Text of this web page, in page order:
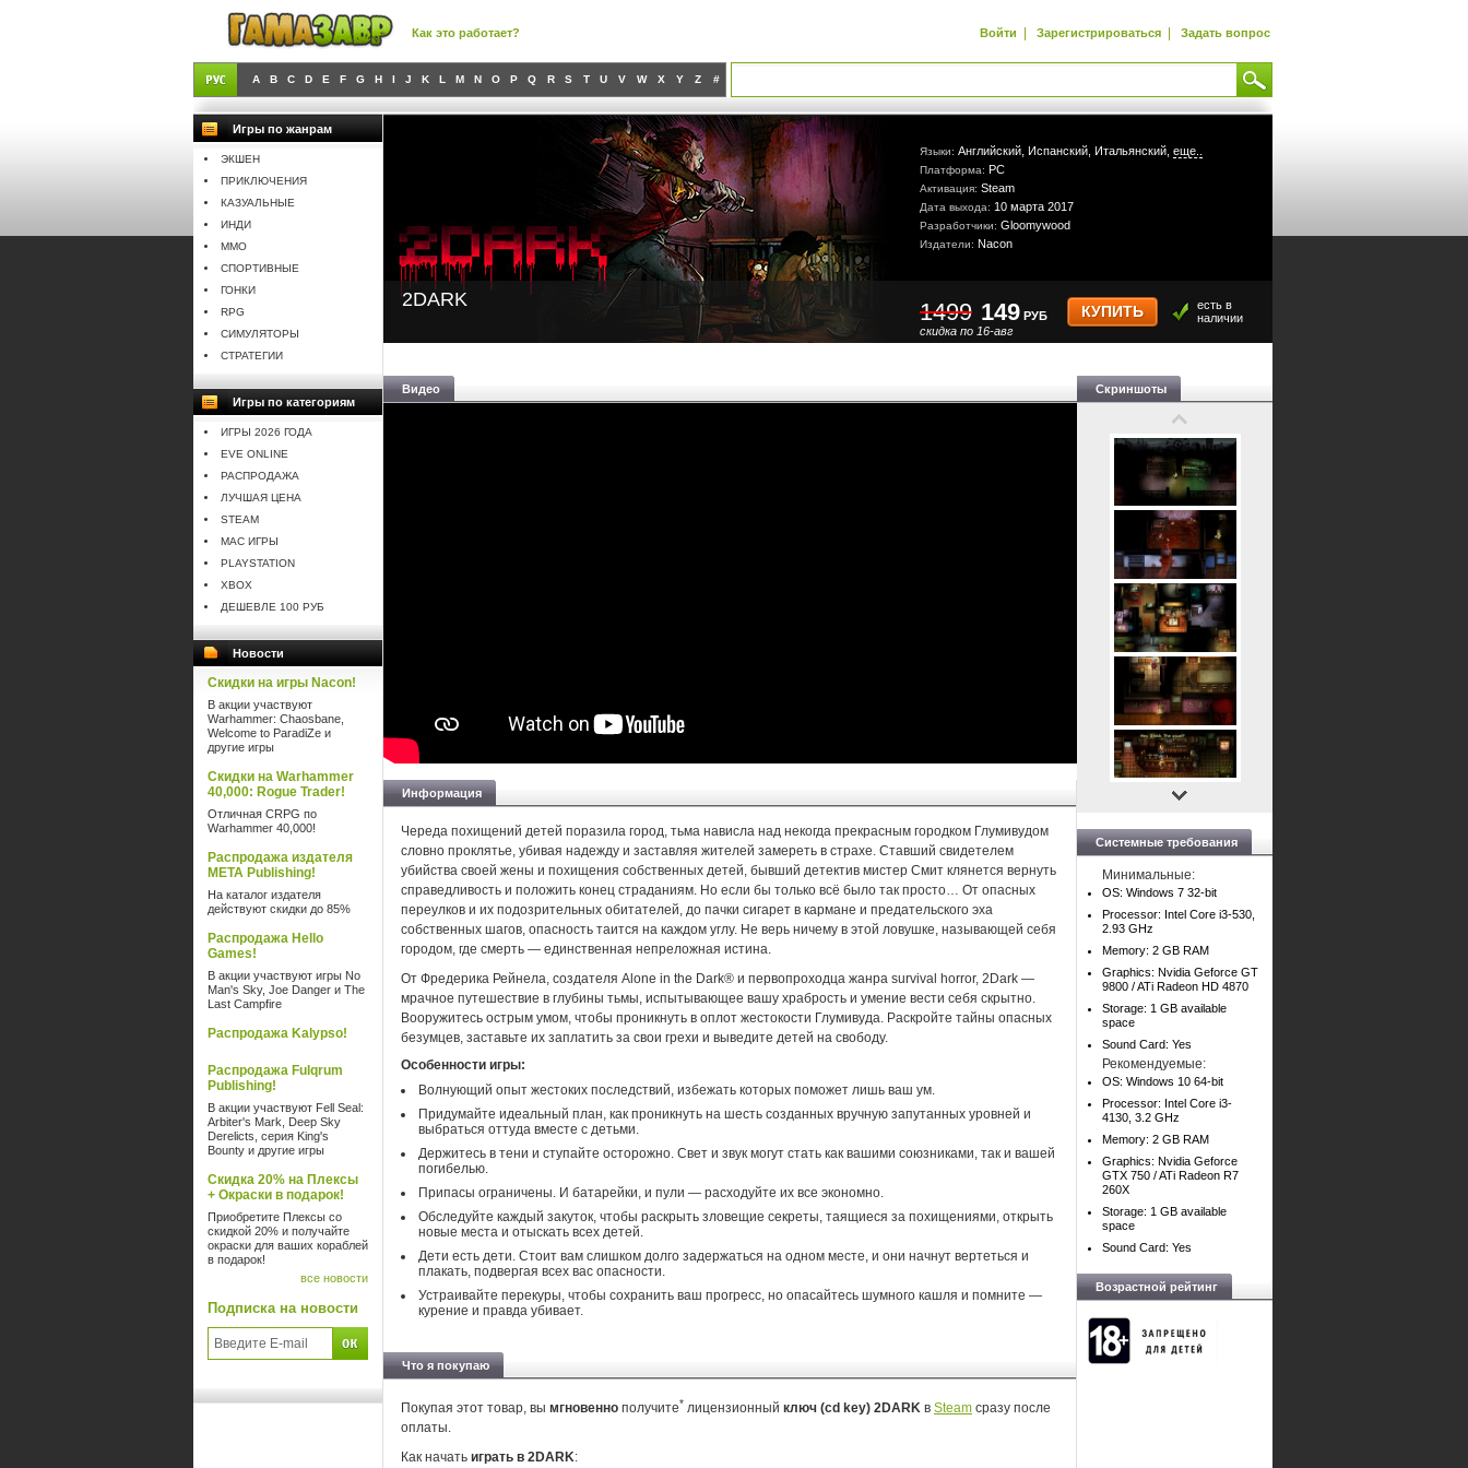
Как это работает? Войти | Зарегистрироваться | Задать вопрос
A B C D E F G H I J K L M N O P Q R S T U V W X Y Z #
Игры по жанрам
ЭКШЕН
ПРИКЛЮЧЕНИЯ
КАЗУАЛЬНЫЕ
ИНДИ
MMO
СПОРТИВНЫЕ
ГОНКИ
RPG
СИМУЛЯТОРЫ
СТРАТЕГИИ
Игры по категориям
ИГРЫ 2026 ГОДА
EVE ONLINE
РАСПРОДАЖА
ЛУЧШАЯ ЦЕНА
STEAM
MAC ИГРЫ
PLAYSTATION
XBOX
ДЕШЕВЛЕ 100 РУБ
Новости
Скидки на игры Nacon!
В акции участвуют
Warhammer: Chaosbane,
Welcome to ParadiZe и
другие игры
Скидки на Warhammer
40,000: Rogue Trader!
Отличная CRPG по
Warhammer 40,000!
Распродажа издателя
META Publishing!
На каталог издателя
действуют скидки до 85%
Распродажа Hello
Games!
В акции участвуют игры No
Man's Sky, Joe Danger и The
Last Campfire
Распродажа Kalypso!
Распродажа Fulqrum
Publishing!
В акции участвуют Fell Seal:
Arbiter's Mark, Deep Sky
Derelicts, серия King's
Bounty и другие игры
Скидка 20% на Плексы
+ Окраски в подарок!
Приобретите Плексы со
скидкой 20% и получайте
окраски для ваших кораблей
в подарок!
все новости
Подписка на новости
Языки: Английский, Испанский, Итальянский, еще..
Платформа: PC
Активация: Steam
Дата выхода: 10 марта 2017
Разработчики: Gloomywood
Издатели: Nacon
2DARK 1499
скидка по 16-авг
149 РУБ КУПИТЬ
есть в
наличии
Видео
Информация
Череда похищений детей поразила город, тьма нависла над некогда прекрасным городком Глумивудом
словно проклятье, убивая надежду и заставляя жителей замереть в страхе. Ставший свидетелем
убийства своей жены и похищения собственных детей, бывший детектив мистер Смит клянется вернуть
справедливость и положить конец страданиям. Но если бы только всё было так просто… От опасных
переулков и их подозрительных обитателей, до пачки сигарет в кармане и предательского эха
собственных шагов, опасность таится на каждом углу. Не верь ничему в этой ловушке, называющей себя
городом, где смерть — единственная непреложная истина.
От Фредерика Рейнела, создателя Alone in the Dark® и первопроходца жанра survival horror, 2Dark —
мрачное путешествие в глубины тьмы, испытывающее вашу храбрость и умение вести себя скрытно.
Вооружитесь острым умом, чтобы проникнуть в оплот жестокости Глумивуда. Раскройте тайны опасных
безумцев, заставьте их заплатить за свои грехи и выведите детей на свободу.
Особенности игры:
Волнующий опыт жестоких последствий, избежать которых поможет лишь ваш ум.
Придумайте идеальный план, как проникнуть на шесть созданных вручную запутанных уровней и
выбраться оттуда вместе с детьми.
Держитесь в тени и ступайте осторожно. Свет и звук могут стать как вашими союзниками, так и вашей
погибелью.
Припасы ограничены. И батарейки, и пули — расходуйте их все экономно.
Обследуйте каждый закуток, чтобы раскрыть зловещие секреты, таящиеся за похищениями, открыть
новые места и отыскать всех детей.
Дети есть дети. Стоит вам слишком долго задержаться на одном месте, и они начнут вертеться и
плакать, подвергая всех вас опасности.
Устраивайте перекуры, чтобы сохранить ваш прогресс, но опасайтесь шумного кашля и помните —
курение и правда убивает.
Что я покупаю
Покупая этот товар, вы мгновенно получите* лицензионный ключ (cd key) 2DARK в Steam сразу после
оплаты.
Как начать играть в 2DARK:
Скриншоты
Системные требования
Минимальные:
OS: Windows 7 32-bit
Processor: Intel Core i3-530,
2.93 GHz
Memory: 2 GB RAM
Graphics: Nvidia Geforce GT
9800 / ATi Radeon HD 4870
Storage: 1 GB available
space
Sound Card: Yes
Рекомендуемые:
OS: Windows 10 64-bit
Processor: Intel Core i3-
4130, 3.2 GHz
Memory: 2 GB RAM
Graphics: Nvidia Geforce
GTX 750 / ATi Radeon R7
260X
Storage: 1 GB available
space
Sound Card: Yes
Возрастной рейтинг